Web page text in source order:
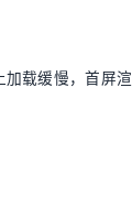
载缓慢，首屏渲